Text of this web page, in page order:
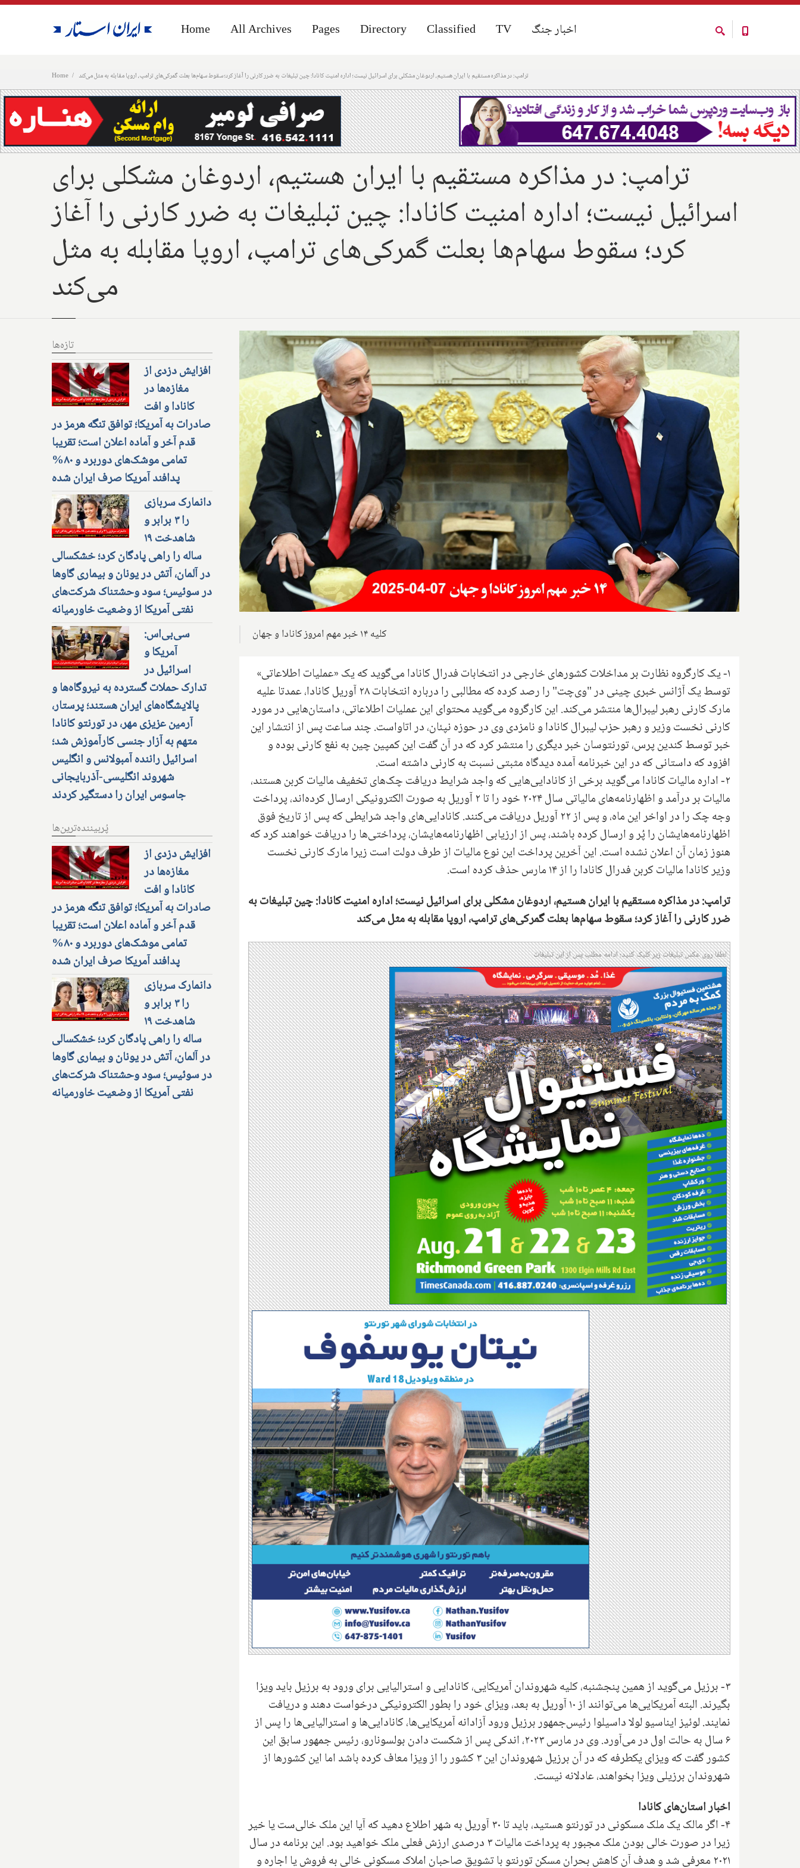
Home ترامپ: در مذاکره مستقیم با ایران هستیم، اردوغان مشکلی برای اسرائیل نیست؛ اداره امنیت کانادا: چین تبلیغات به ضرر کارنی را آغاز کرد؛ سقوط سهام‌ها بعلت گمرکی‌های ترامپ، اروپا مقابله به مثل می‌کند
Home All Archives Pages Directory Classified TV اخبار جنگ Home All Archives Pages Directory Classified TV اخبار جنگ
ترامپ: در مذاکره مستقیم با ایران هستیم، اردوغان مشکلی برای
اسرائیل نیست؛ اداره امنیت کانادا: چین تبلیغات به ضرر کارنی را آغاز
کرد؛ سقوط سهام‌ها بعلت گمرکی‌های ترامپ، اروپا مقابله به مثل
می‌کند
کلیه ۱۴ خبر مهم امروز کانادا و جهان
۱- یک کارگروه نظارت بر مداخلات کشورهای خارجی در انتخابات فدرال کانادا می‌گوید که یک «عملیات اطلاعاتی»
توسط یک آژانس خبری چینی در "وی‌چت" را رصد کرده که مطالبی را درباره انتخابات ۲۸ آوریل کانادا، عمدتا علیه
مارک کارنی رهبر لیبرال‌ها منتشر می‌کند. این کارگروه می‌گوید محتوای این عملیات اطلاعاتی، داستان‌هایی در مورد
کارنی نخست وزیر و رهبر حزب لیبرال کانادا و نامزدی وی در حوزه نپئان، در اتاواست. چند ساعت پس از انتشار این
خبر توسط کندین پرس، تورنتوسان خبر دیگری را منتشر کرد که در آن گفت این کمپین چین به نفع کارنی بوده و
افزود که داستانی که در این خبرنامه آمده دیدگاه مثبتی نسبت به کارنی داشته است.
۲- اداره مالیات کانادا می‌گوید برخی از کانادایی‌هایی که واجد شرایط دریافت چک‌های تخفیف مالیات کربن هستند،
مالیات بر درآمد و اظهارنامه‌های مالیاتی سال ۲۰۲۴ خود را تا ۲ آوریل به صورت الکترونیکی ارسال کرده‌اند، پرداخت
وجه چک را در اواخر این ماه، و پس از ۲۲ آوریل دریافت می‌کنند. کانادایی‌های واجد شرایطی که پس از تاریخ فوق
اظهارنامه‌هایشان را پُر و ارسال کرده باشند، پس از ارزیابی اظهارنامه‌هایشان، پرداختی‌ها را دریافت خواهند کرد که
هنوز زمان آن اعلان نشده است. این آخرین پرداخت این نوع مالیات از طرف دولت است زیرا مارک کارنی نخست
وزیر کانادا مالیات کربن فدرال کانادا را از ۱۴ مارس حذف کرده است.
ترامپ: در مذاکره مستقیم با ایران هستیم، اردوغان مشکلی برای اسرائیل نیست؛ اداره امنیت کانادا: چین تبلیغات به
ضرر کارنی را آغاز کرد؛ سقوط سهام‌ها بعلت گمرکی‌های ترامپ، اروپا مقابله به مثل می‌کند
لطفا روی عکس تبلیغات زیر کلیک کنید؛ ادامه مطلب پس از این تبلیغات
۳- برزیل می‌گوید از همین پنجشنبه، کلیه شهروندان آمریکایی، کانادایی و استرالیایی برای ورود به برزیل باید ویزا
بگیرند. البته آمریکایی‌ها می‌توانند از ۱۰ آوریل به بعد، ویزای خود را بطور الکترونیکی درخواست دهند و دریافت
نمایند. لوئیز ایناسیو لولا داسیلوا رئیس‌جمهور برزیل ورود آزادانه آمریکایی‌ها، کانادایی‌ها و استرالیایی‌ها را پس از
۶ سال به حالت اول در می‌آورد. وی در مارس ۲۰۲۳، اندکی پس از شکست دادن بولسونارو، رئیس جمهور سابق این
کشور گفت که ویزای یکطرفه که در آن برزیل شهروندان این ۳ کشور را از ویزا معاف کرده باشد اما این کشورها از
شهروندان برزیلی ویزا بخواهند، عادلانه نیست.
اخبار استان‌های کانادا
۴- اگر مالک یک ملک مسکونی در تورنتو هستید، باید تا ۳۰ آوریل به شهر اطلاع دهید که آیا این ملک خالی‌ست یا خیر
زیرا در صورت خالی بودن ملک مجبور به پرداخت مالیات ۳ درصدی ارزش فعلی ملک خواهید بود. این برنامه در سال
۲۰۲۱ معرفی شد و هدف آن کاهش بحران مسکن تورنتو با تشویق صاحبان املاک مسکونی خالی به فروش یا اجاره و
تازه‌ها
افزایش دزدی از
مغازه‌ها در
کانادا و افت
صادرات به آمریکا؛ توافق تنگه هرمز در
قدم آخر و آماده اعلان است؛ تقریبا
تمامی موشک‌های دوربرد و ۸۰%
پدافند آمریکا صرف ایران شده
دانمارک سربازی
را ۳ برابر و
شاهدخت ۱۹
ساله را راهی پادگان کرد؛ خشکسالی
در آلمان، آتش در یونان و بیماری گاوها
در سوئیس؛ سود وحشتناک شرکت‌های
نفتی آمریکا از وضعیت خاورمیانه
سی‌بی‌اس:
آمریکا و
اسرائیل در
تدارک حملات گسترده به نیروگاه‌ها و
پالایشگاه‌های ایران هستند؛ پرستار،
آرمین عزیزی مهر، در تورنتو کانادا
متهم به آزار جنسی کارآموزش شد؛
اسرائیل راننده آمبولانس و انگلیس
شهروند انگلیسی-آذربایجانی
جاسوس ایران را دستگیر کردند
پُربیننده‌ترین‌ها
افزایش دزدی از
مغازه‌ها در
کانادا و افت
صادرات به آمریکا؛ توافق تنگه هرمز در
قدم آخر و آماده اعلان است؛ تقریبا
تمامی موشک‌های دوربرد و ۸۰%
پدافند آمریکا صرف ایران شده
دانمارک سربازی
را ۳ برابر و
شاهدخت ۱۹
ساله را راهی پادگان کرد؛ خشکسالی
در آلمان، آتش در یونان و بیماری گاوها
در سوئیس؛ سود وحشتناک شرکت‌های
نفتی آمریکا از وضعیت خاورمیانه